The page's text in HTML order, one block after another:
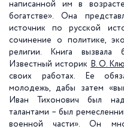
написанной им в
богатстве». Она
источник по русской
сочинение о политике,
религии. Книга
Известный историк
В. О.
своих работах. Ее
молодежь, дабы затем
Иван Тихонович был
талантами – был
военной части». Он